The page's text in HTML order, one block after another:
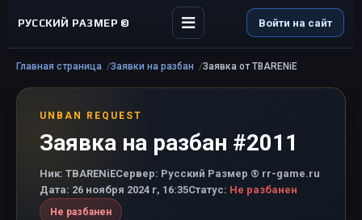
РУССКИЙ РАЗМЕР © Войти на сайт
Главная страница Заявки на разбан Заявка от TBARENiE
UNBAN REQUEST
Заявка на разбан #2011
Ник: TBARENiEСервер: Русский Размер ® rr-game.ru
Дата: 26 ноября 2024 г, 16:35Статус: Не разбанен
Не разбанен